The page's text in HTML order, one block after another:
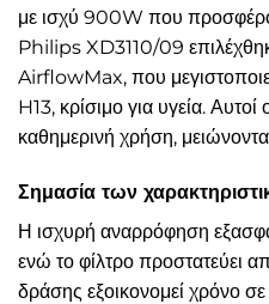
με ισχύ 900W που
Philips XD3110/09
AirflowMax, που
H13, κρίσιμο για υγεία.
καθημερινή χρήση,
Σημασία των
Η ισχυρή αναρρόφηση
ενώ το φίλτρο προστατεύει
δράσης εξοικονομεί χρόνο